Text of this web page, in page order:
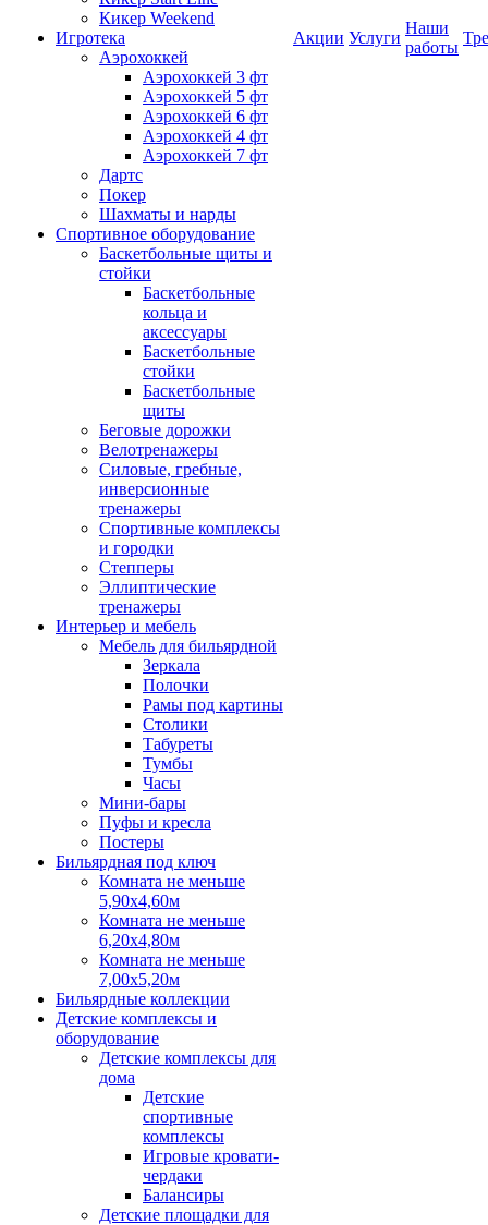
Кикер Weekend
Игротека
Аэрохоккей
Аэрохоккей 3 фт
Аэрохоккей 5 фт
Аэрохоккей 6 фт
Аэрохоккей 4 фт
Аэрохоккей 7 фт
Дартс
Покер
Шахматы и нарды
Спортивное оборудование
Баскетбольные щиты и
стойки
Баскетбольные
кольца и
аксессуары
Баскетбольные
стойки
Баскетбольные
щиты
Беговые дорожки
Велотренажеры
Силовые, гребные,
инверсионные
тренажеры
Спортивные комплексы
и городки
Степперы
Эллиптические
тренажеры
Интерьер и мебель
Мебель для бильярдной
Зеркала
Полочки
Рамы под картины
Столики
Табуреты
Тумбы
Часы
Мини-бары
Пуфы и кресла
Постеры
Бильярдная под ключ
Комната не меньше
5,90х4,60м
Комната не меньше
6,20х4,80м
Комната не меньше
7,00х5,20м
Бильярдные коллекции
Детские комплексы и
оборудование
Детские комплексы для
дома
Детские
спортивные
комплексы
Игровые кровати-
чердаки
Балансиры
Детские площадки для
Акции Услуги
Наши
работы